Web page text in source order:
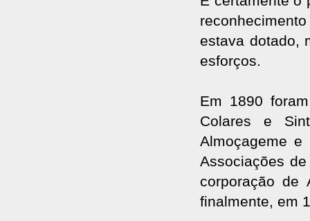
estava dotado,
esforços.
Em 1890
Colares e
Almoçageme
Associações
corporação de
finalmente, em